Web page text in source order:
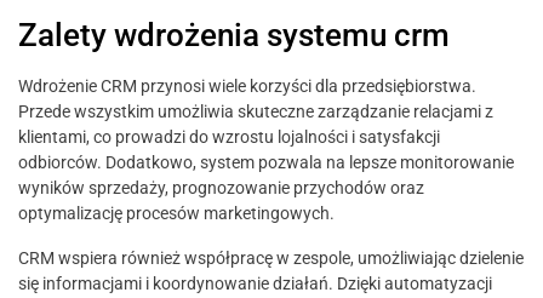
Zalety wdrożenia systemu crm
Wdrożenie CRM przynosi wiele korzyści dla przedsiębiorstwa.
Przede wszystkim umożliwia skuteczne zarządzanie relacjami z
klientami, co prowadzi do wzrostu lojalności i satysfakcji
odbiorców. Dodatkowo, system pozwala na lepsze monitorowanie
wyników sprzedaży, prognozowanie przychodów oraz
optymalizację procesów marketingowych.
CRM wspiera również współpracę w zespole, umożliwiając dzielenie
się informacjami i koordynowanie działań. Dzięki automatyzacji